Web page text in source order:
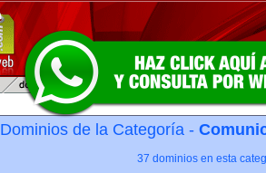
Dominios de la Categoría -
37 dominios en esta